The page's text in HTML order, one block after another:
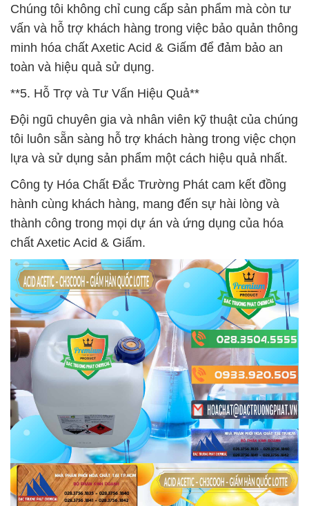
Chúng tôi không chỉ cung cấp sản phẩm mà còn tư
vấn và hỗ trợ khách hàng trong việc bảo quản thông
minh hóa chất Axetic Acid & Giấm để đảm bảo an
toàn và hiệu quả sử dụng.
**5. Hỗ Trợ và Tư Vấn Hiệu Quả**
Đội ngũ chuyên gia và nhân viên kỹ thuật của chúng
tôi luôn sẵn sàng hỗ trợ khách hàng trong việc chọn
lựa và sử dụng sản phẩm một cách hiệu quả nhất.
Công ty Hóa Chất Đắc Trường Phát cam kết đồng
hành cùng khách hàng, mang đến sự hài lòng và
thành công trong mọi dự án và ứng dụng của hóa
chất Axetic Acid & Giấm.